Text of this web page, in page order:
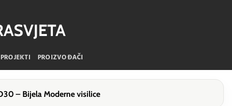
PROJEKTI PROIZVOĐAČI